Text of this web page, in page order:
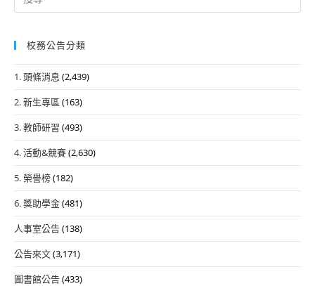
for:
校務公告分類
1. 頭條消息 (2,439)
2. 新生專區 (163)
3. 教師研習 (493)
4. 活動&競賽(2,630)
5. 榮譽榜(182)
6. 獎助學金(481)
人事室公告(138)
公告來文(3,171)
圖書館公告(433)